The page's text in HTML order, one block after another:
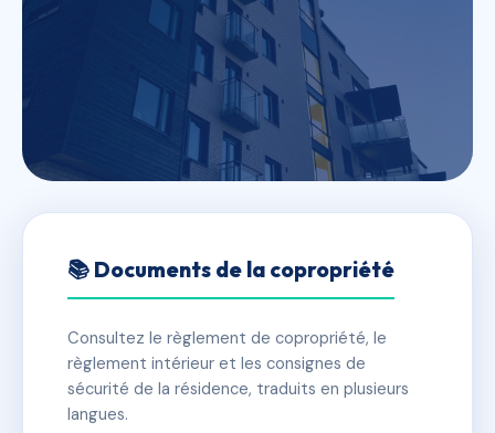
SDC 15-17 AVENUE CAPUS
✓ Immatriculée 🏠 24 lots 🏗 6 bâtiment(s)
📞 Contacter Syndic Digital
📚 Documents de la copropriété
Consultez le règlement de copropriété, le
règlement intérieur et les consignes de
sécurité de la résidence, traduits en plusieurs
langues.